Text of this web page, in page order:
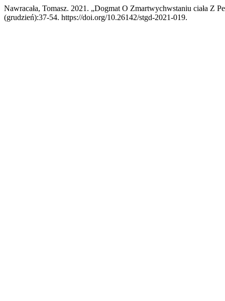
Nawracała, Tomasz. 2021. „Dogmat O Zmartwychwstaniu ciała Z
(grudzień):37-54. https://doi.org/10.26142/stgd-2021-019.